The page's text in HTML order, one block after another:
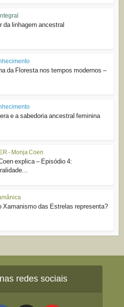
da linhagem ancestral
da Floresta nos tempos modernos –
e a sabedoria ancestral feminina
- Monja Coen
explica – Episódio 4:
Xamanismo das Estrelas representa?
redes sociais